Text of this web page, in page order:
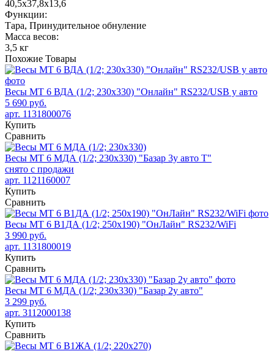
40,5х37,8х13,6
Функции:
Тара, Принудительное обнуление
Масса весов:
3,5 кг
Похожие Товары
Весы МТ 6 ВДА (1/2; 230х330) "Онлайн" RS232/USB у авто
5 690 руб.
арт. 1131800076
Купить
Сравнить
Весы МТ 6 МДА (1/2; 230х330) "Базар 3у авто Т"
снято с продажи
арт. 1121160007
Купить
Сравнить
Весы МТ 6 В1ДА (1/2; 250х190) "ОнЛайн" RS232/WiFi
3 990 руб.
арт. 1131800019
Купить
Сравнить
Весы МТ 6 МДА (1/2; 230х330) "Базар 2у авто"
3 299 руб.
арт. 3112000138
Купить
Сравнить